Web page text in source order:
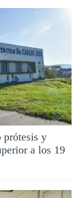
prótesis y
a los 19